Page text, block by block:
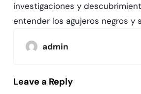
investigaciones y
entender los agujeros negros y
admin
Leave a Reply